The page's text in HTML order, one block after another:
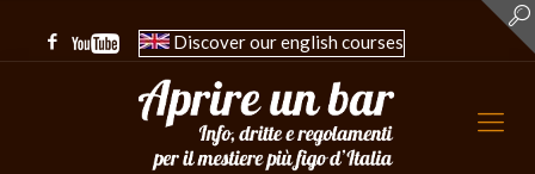
Discover our english courses